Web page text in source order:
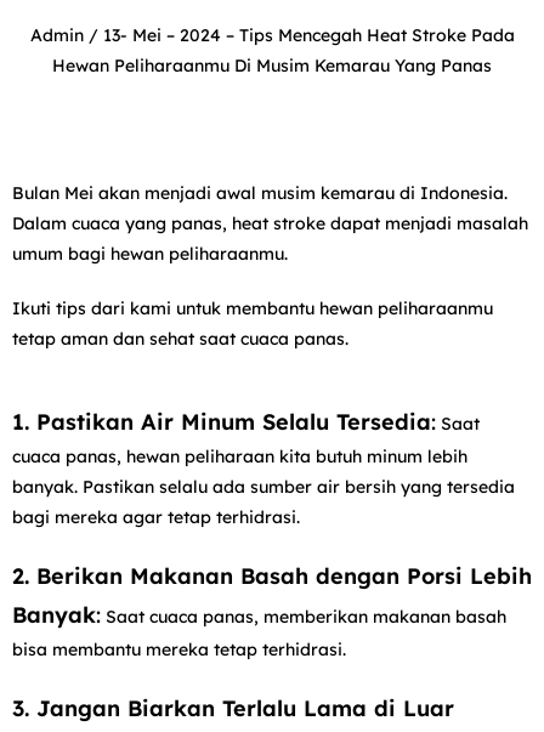
Admin/ 13- Mei – 2024 – Tips Mencegah Heat Stroke Pada
Hewan Peliharaanmu Di Musim Kemarau Yang Panas
Bulan Mei akan menjadi awal musim kemarau di Indonesia.
Dalam cuaca yang panas, heat stroke dapat menjadi masalah
umum bagi hewan peliharaanmu.
Ikuti tips dari kami untuk membantu hewan peliharaanmu
tetap aman dan sehat saat cuaca panas.
1. Pastikan Air Minum Selalu Tersedia: Saat
cuaca panas, hewan peliharaan kita butuh minum lebih
banyak. Pastikan selalu ada sumber air bersih yang tersedia
bagi mereka agar tetap terhidrasi.
2. Berikan Makanan Basah dengan Porsi Lebih
Banyak: Saat cuaca panas, memberikan makanan basah
bisa membantu mereka tetap terhidrasi.
3. Jangan Biarkan Terlalu Lama di Luar